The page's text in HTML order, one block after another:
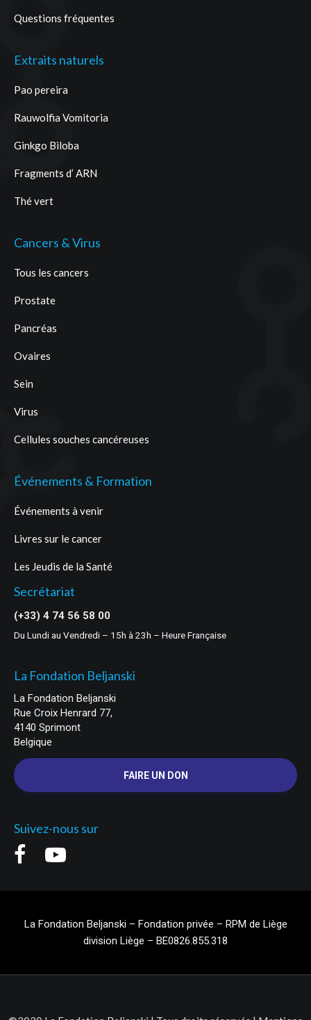
Questions fréquentes
Extraits naturels
Pao pereira
Rauwolfia Vomitoria
Ginkgo Biloba
Fragments d’ ARN
Thé vert
Cancers & Virus
Tous les cancers
Prostate
Pancréas
Ovaires
Sein
Virus
Cellules souches cancéreuses
Événements & Formation
Événements à venir
Livres sur le cancer
Les Jeudis de la Santé
Secrétariat
(+33) 4 74 56 58 00
Du Lundi au Vendredi – 15h à 23h – Heure Française
La Fondation Beljanski
La Fondation Beljanski
Rue Croix Henrard 77,
4140 Sprimont
Belgique
FAIRE UN DON
Suivez-nous sur
La Fondation Beljanski – Fondation privée – RPM de Liège
division Liège – BE0826.855.318